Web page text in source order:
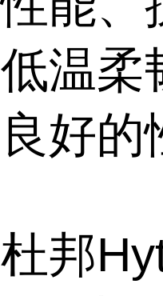
低温柔
良好的
杜邦